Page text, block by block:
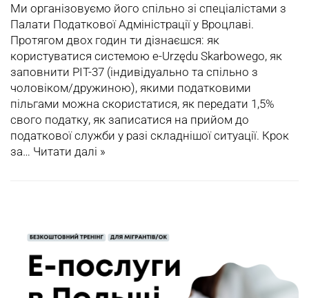
Ми організовуємо його спільно зі спеціалістами з
Палати Податкової Адміністрації у Вроцлаві.
Протягом двох годин ти дізнаєшся: як
користуватися системою e-Urzędu Skarbowego, як
заповнити PIT-37 (індивідуально та спільно з
чоловіком/дружиною), якими податковими
пільгами можна скористатися, як передати 1,5%
свого податку, як записатися на прийом до
податкової служби у разі складнішої ситуації. Крок
за… Читати далі »